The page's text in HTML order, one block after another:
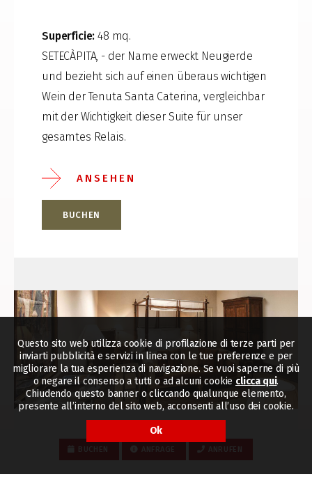
Questo sito web utilizza cookie di profilazione di terze parti per
inviarti pubblicità e servizi in linea con le tue preferenze e per
migliorare la tua esperienza di navigazione. Se vuoi saperne di più
o negare il consenso a tutti o ad alcuni cookie clicca qui.
Chiudendo questo banner o cliccando qualunque elemento,
presente all’interno del sito web, acconsenti all’uso dei cookie.
Ok
Superficie: 48 mq.
SETECÀPITA, - der Name erweckt Neugierde
und bezieht sich auf einen überaus wichtigen
Wein der Tenuta Santa Caterina, vergleichbar
mit der Wichtigkeit dieser Suite für unser
gesamtes Relais.
ANSEHEN
BUCHEN
BUCHEN ANFRAGE ANRUFEN